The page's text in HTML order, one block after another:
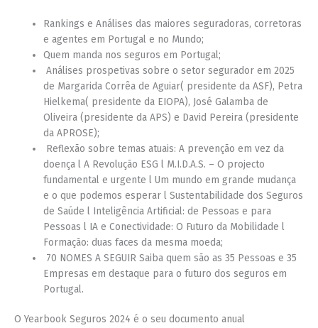
Rankings e Análises das maiores seguradoras, corretoras
e agentes em Portugal e no Mundo;
Quem manda nos seguros em Portugal;
Análises prospetivas sobre o setor segurador em 2025
de Margarida Corrêa de Aguiar( presidente da ASF), Petra
Hielkema( presidente da EIOPA), José Galamba de
Oliveira (presidente da APS) e David Pereira (presidente
da APROSE);
Reflexão sobre temas atuais: A prevenção em vez da
doença l A Revolução ESG l M.I.D.A.S. – O projecto
fundamental e urgente l Um mundo em grande mudança
e o que podemos esperar l Sustentabilidade dos Seguros
de Saúde l Inteligência Artificial: de Pessoas e para
Pessoas l IA e Conectividade: O Futuro da Mobilidade l
Formação: duas faces da mesma moeda;
70 NOMES A SEGUIR Saiba quem são as 35 Pessoas e 35
Empresas em destaque para o futuro dos seguros em
Portugal.
O Yearbook Seguros 2024 é o seu documento anual